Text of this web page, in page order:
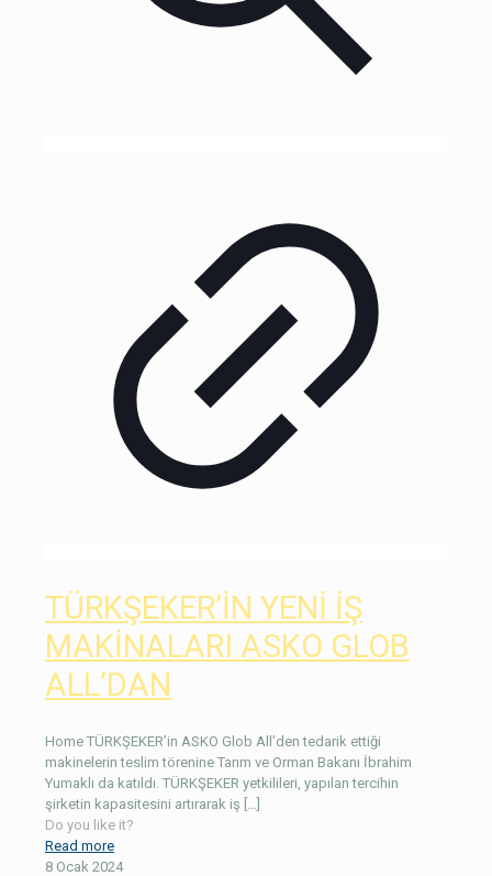
TÜRKŞEKER’İN YENİ İŞ
MAKİNALARI ASKO GLOB
ALL’DAN
Home TÜRKŞEKER’in ASKO Glob All’den tedarik ettiği
makinelerin teslim törenine Tarım ve Orman Bakanı İbrahim
Yumaklı da katıldı. TÜRKŞEKER yetkilileri, yapılan tercihin
şirketin kapasitesini artırarak iş […]
Do you like it?
Read more
8 Ocak 2024